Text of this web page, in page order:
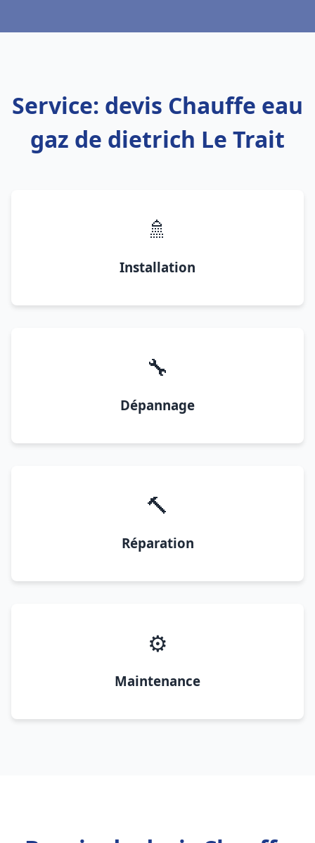
Service: devis Chauffe eau
gaz de dietrich Le Trait
🚿
Installation
🔧
Dépannage
🔨
Réparation
⚙️
Maintenance